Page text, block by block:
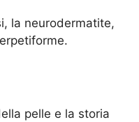
la neurodermatite,
pelle e la storia